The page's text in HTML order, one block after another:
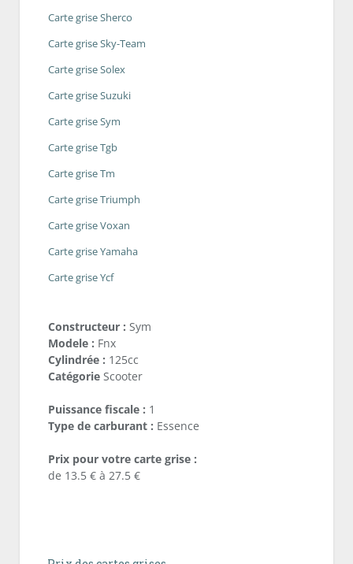
Carte grise Sherco
Carte grise Sky-Team
Carte grise Solex
Carte grise Suzuki
Carte grise Sym
Carte grise Tgb
Carte grise Tm
Carte grise Triumph
Carte grise Voxan
Carte grise Yamaha
Carte grise Ycf
Constructeur : Sym
Modele : Fnx
Cylindrée : 125cc
Catégorie Scooter
Puissance fiscale : 1
Type de carburant : Essence
Prix pour votre carte grise :
de 13.5 € à 27.5 €